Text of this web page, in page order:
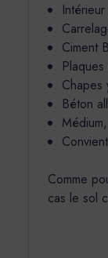
Ciment
Chapes
Béton
Comme
cas le sol